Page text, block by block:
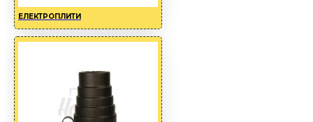
ЕЛЕКТРОПЛИТИ